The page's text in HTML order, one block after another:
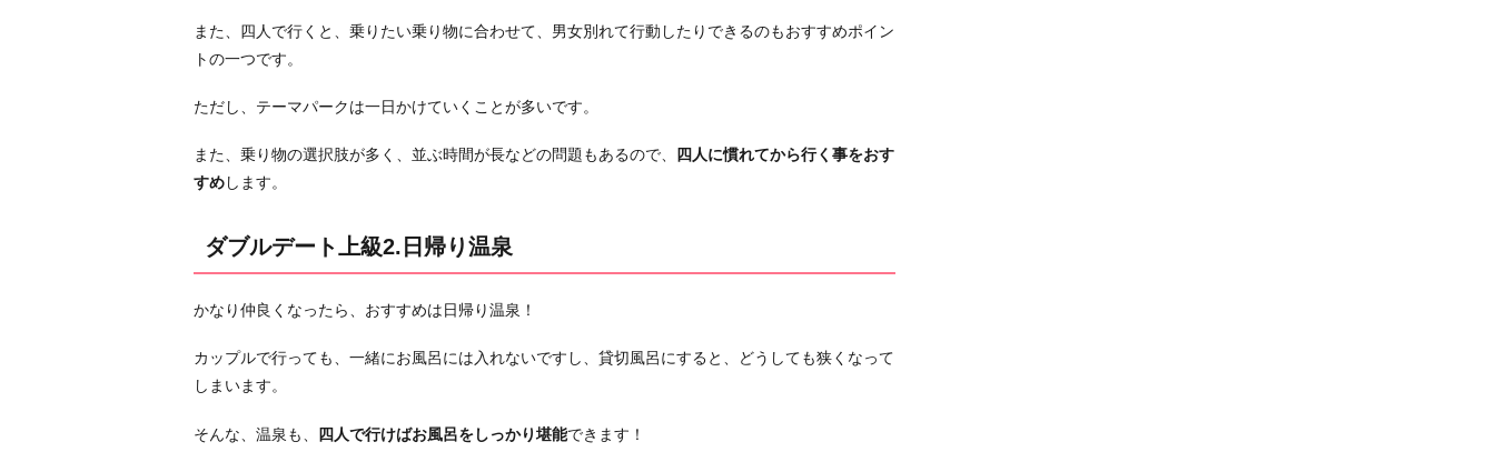
ト
級
日
帰
温
泉
ダ
ル
デ
ト
また、四人で行くと、乗りたい乗り物に合わせて、男女別れて行動したりできるのもおすすめポイン
トの一つです。
ただし、テーマパークは一日かけていくことが多いです。
また、乗り物の選択肢が多く、並ぶ時間が長などの問題もあるので、
四人に慣れてから行く事をおす
すめします。
ダブルデート上級2.日帰り温泉
かなり仲良くなったら、おすすめは日帰り温泉！
カップルで行っても、一緒にお風呂には入れないですし、貸切風呂にすると、どうしても狭くなって
しまいます。
そんな、温泉も、 四人で行けばお風呂をしっかり堪能できます！